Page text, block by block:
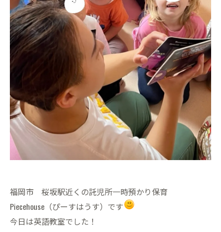
福岡市 桜坂駅近くの託児所一時預かり保育
Piecehouse（ぴーすはうす）です
今日は英語教室でした！